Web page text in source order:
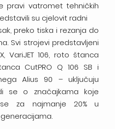
pravi vatromet tehničkih
su cjelovit radni
preko tiska i rezanja do
Svi strojevi predstavljeni
VariJET 106, roto štanca
CutPRO Q 106 SB i
Alius 90 – uključuju
se o značajkama koje
za najmanje 20% u